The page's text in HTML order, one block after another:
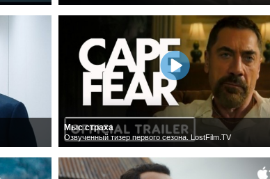
Мыс страха
Озвученный тизер первого сезона. LostFilm.TV